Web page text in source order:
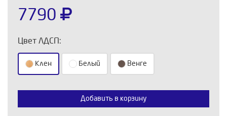
7790
Цвет ЛДСП:
Клен Белый Венге
Выберите количество:
Добавить в корзину